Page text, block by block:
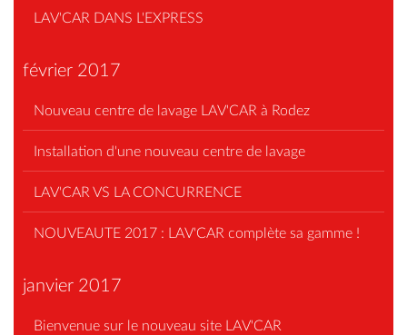
LAV'CAR DANS L'EXPRESS
février 2017
Nouveau centre de lavage LAV'CAR à Rodez
Installation d'une nouveau centre de lavage
LAV'CAR VS LA CONCURRENCE
NOUVEAUTE 2017 : LAV'CAR complète sa gamme !
janvier 2017
Bienvenue sur le nouveau site LAV'CAR